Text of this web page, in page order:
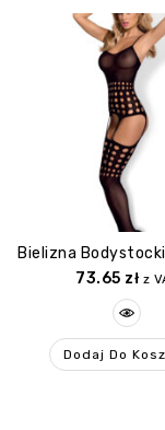
73.65 zł z
Dodaj Do